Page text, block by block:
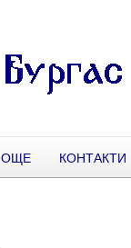
ОЩЕ КОНТАКТИ